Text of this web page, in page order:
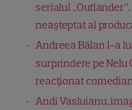
serialul
neașteptat al
Andreea Bălan l-a
surprindere pe Nelu
reacționat
Andi Vasluianu,